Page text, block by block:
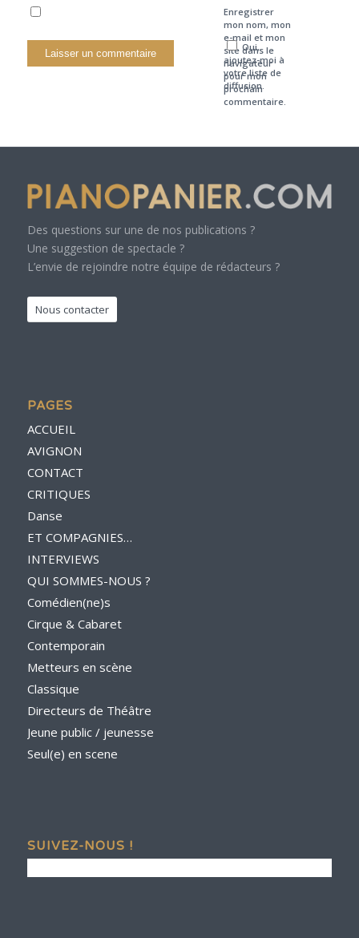
Enregistrer
mon nom, mon
e-mail et mon
site dans le
navigateur
pour mon
prochain
commentaire.
Oui,
ajoutez-moi à
votre liste de
diffusion.
Des questions sur une de nos publications ?
Une suggestion de spectacle ?
L’envie de rejoindre notre équipe de rédacteurs ?
Nous contacter
PAGES
ACCUEIL
AVIGNON
CONTACT
CRITIQUES
Danse
ET COMPAGNIES…
INTERVIEWS
QUI SOMMES-NOUS ?
Comédien(ne)s
Cirque & Cabaret
Contemporain
Metteurs en scène
Classique
Directeurs de Théâtre
Jeune public / jeunesse
Seul(e) en scene
SUIVEZ-NOUS !